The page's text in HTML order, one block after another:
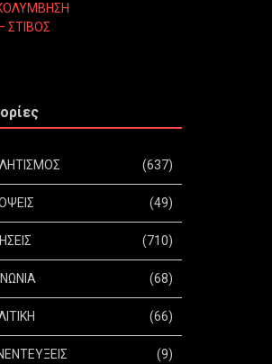
ΣΤΙΒΟΣ
(637)
(49)
(710)
(68)
(66)
(9)